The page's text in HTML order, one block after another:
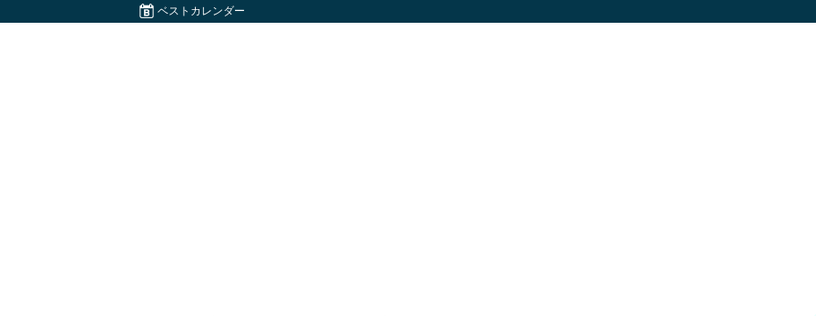
ベストカレンダー